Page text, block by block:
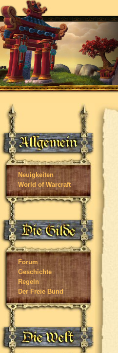
Neuigkeiten
World of Warcraft
Forum
Geschichte
Regeln
Der Freie Bund